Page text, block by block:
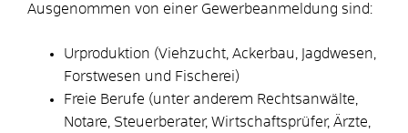
Ausgenommen von einer Gewerbeanmeldung sind:
Urproduktion (Viehzucht, Ackerbau, Jagdwesen,
Forstwesen und Fischerei)
Freie Berufe (unter anderem Rechtsanwälte,
Notare, Steuerberater, Wirtschaftsprüfer, Ärzte,